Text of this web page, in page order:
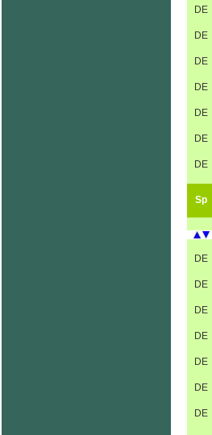
DE
DE
DE
DE
DE
DE
DE
Sp
DE
DE
DE
DE
DE
DE
DE